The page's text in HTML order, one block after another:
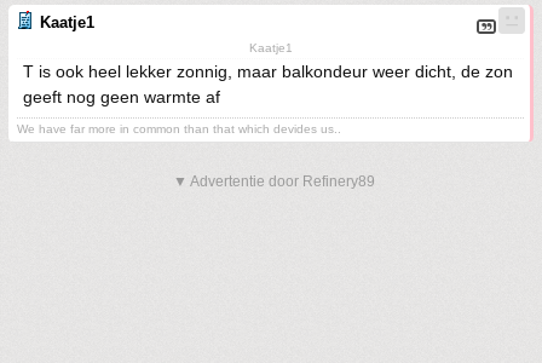
Kaatje1
Kaatje1
T is ook heel lekker zonnig, maar balkondeur weer dicht, de zon
geeft nog geen warmte af
We have far more in common than that which devides us..
▼ Advertentie door Refinery89